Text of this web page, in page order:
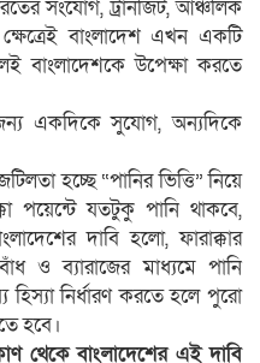
সংযোগ, ট্রানজিট, আঞ্চলিক
বাংলাদেশ এখন একটি
বাংলাদেশকে উপেক্ষা করতে
একদিকে সুযোগ, অন্যদিকে
হচ্ছে “পানির ভিত্তি” নিয়ে
পয়েন্টে যতটুকু পানি থাকবে,
দাবি হলো, ফারাক্কার
ও ব্যারাজের মাধ্যমে পানি
হিস্যা নির্ধারণ করতে হলে পুরো
হবে।
থেকে বাংলাদেশের এই দাবি